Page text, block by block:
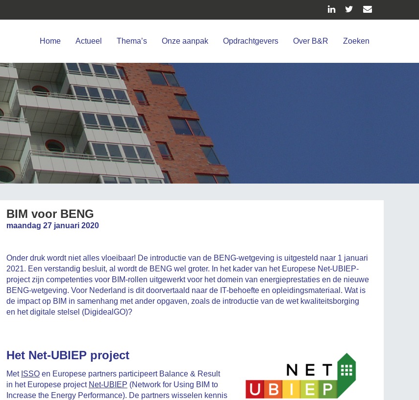
Home Actueel Thema’s Onze aanpak Opdrachtgevers Over B&R Zoeken
BIM voor BENG
maandag 27 januari 2020
Onder druk wordt niet alles vloeibaar! De introductie van de BENG-wetgeving is uitgesteld naar 1 januari
2021. Een verstandig besluit, al wordt de BENG wel groter. In het kader van het Europese Net-UBIEP-
project zijn competenties voor BIM-rollen uitgewerkt voor het domein van energieprestaties en de nieuwe
BENG-wetgeving. Voor Nederland is dit doorvertaald naar de IT-behoefte en opleidingsmateriaal. Wat is
de impact op BIM in samenhang met ander opgaven, zoals de introductie van de wet kwaliteitsborging
en het digitale stelsel (DigidealGO)?
Het Net-UBIEP project
Met ISSOen Europese partners participeert Balance & Result
in het Europese project Net-UBIEP (Network for Using BIM to
Increase the Energy Performance). De partners wisselen kennis